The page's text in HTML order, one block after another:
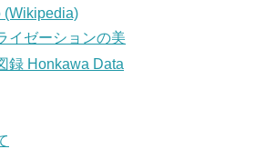
(Wikipedia)
イゼーションの美
録 Honkawa Data